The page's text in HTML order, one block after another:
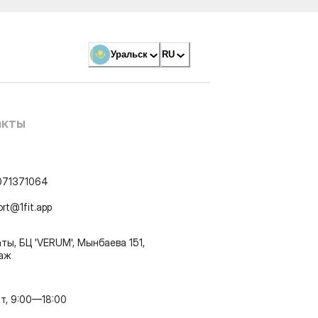
Уральск RU
БЦ 'VERUM', Мынбаева 151,
9:00—18:00